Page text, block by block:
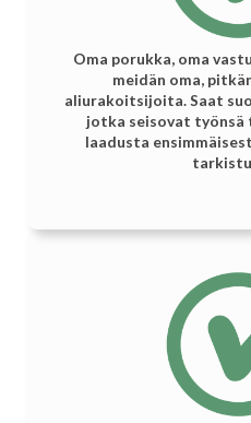
Oma porukka, oma
meidän oma,
aliurakoitsijoita. Saat
jotka seisovat työnsä
laadusta